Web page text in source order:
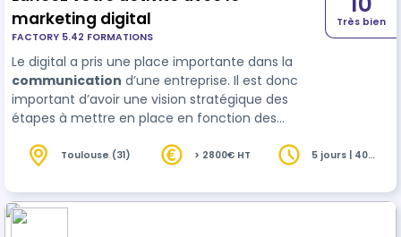
marketing digital
FACTORY 5.42 FORMATIONS
Le digital a pris une place importante dans la
communication d’une entreprise. Il est donc
important d’avoir une vision stratégique des
étapes à mettre en place en fonction des
donnera une vision claire des étapes à mener
Très bien
Toulouse (31) > 2800€ HT
5 jours | 40